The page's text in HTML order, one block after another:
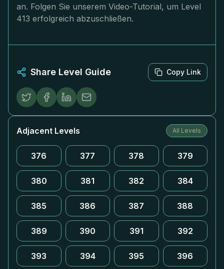
an. Folgen Sie unserem Video-Tutorial, um Level
413 erfolgreich abzuschließen.
Share Level Guide Copy Link
Adjacent Levels All Levels
376 377 378 379
380 381 382 384
385 386 387 388
389 390 391 392
393 394 395 396